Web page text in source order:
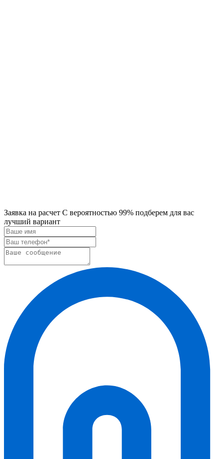
Заявка на расчет С вероятностью 99% подберем для вас
лучший вариант